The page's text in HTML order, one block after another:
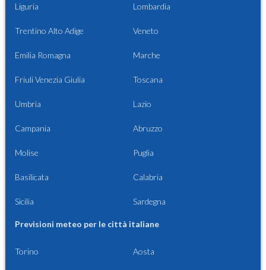
Liguria Lombardia
Trentino Alto Adige Veneto
Emilia Romagna Marche
Friuli Venezia Giulia Toscana
Umbria Lazio
Campania Abruzzo
Molise Puglia
Basilicata Calabria
Sicilia Sardegna
Previsioni meteo per le città italiane
Torino Aosta